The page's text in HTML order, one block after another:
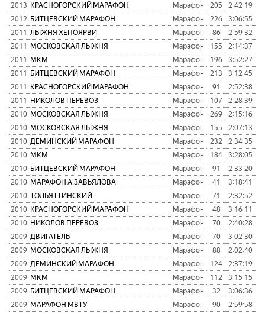
2013 КРАСНОГОРСКИЙ МАРАФОН Марафон 205 2:42:19
2012 БИТЦЕВСКИЙ МАРАФОН Марафон 226 3:06:55
2011 ЛЫЖНЯ ХЕПОЯРВИ Марафон 86
2:59:32
2011 МОСКОВСКАЯ ЛЫЖНЯ Марафон 155
2:14:37
2011 МКМ Марафон 196
3:52:27
2011 БИТЦЕВСКИЙ МАРАФОН Марафон 213
3:12:45
2011 КРАСНОГОРСКИЙ МАРАФОН Марафон 91
2:52:38
2011 НИКОЛОВ ПЕРЕВОЗ Марафон 107
2:28:39
2010 МОСКОВСКАЯ ЛЫЖНЯ Марафон 269
2:15:16
2010 МОСКОВСКАЯ ЛЫЖНЯ Марафон 155
2:07:13
2010 ДЕМИНСКИЙ МАРАФОН Марафон 232
2:34:35
2010 МКМ Марафон 184
3:28:05
2010 БИТЦЕВСКИЙ МАРАФОН Марафон 91
2:33:20
2010 МАРАФОН А.ЗАВЬЯЛОВА Марафон 41
3:18:41
2010 ТОЛЬЯТТИНСКИЙ Марафон 71
2:32:52
2010 КРАСНОГОРСКИЙ МАРАФОН Марафон 48
3:16:11
2010 НИКОЛОВ ПЕРЕВОЗ Марафон 70
2:40:28
2009 ДВИГАТЕЛЬ Марафон 70
3:02:30
2009 МОСКОВСКАЯ ЛЫЖНЯ Марафон 88
2:02:40
2009 ДЕМИНСКИЙ МАРАФОН Марафон 124
2:37:19
2009 МКМ Марафон 112
3:15:15
2009 БИТЦЕВСКИЙ МАРАФОН Марафон 32
3:06:36
2009 МАРАФОН МВТУ Марафон 90
2:59:58